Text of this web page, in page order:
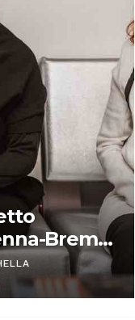
Brema:
lo